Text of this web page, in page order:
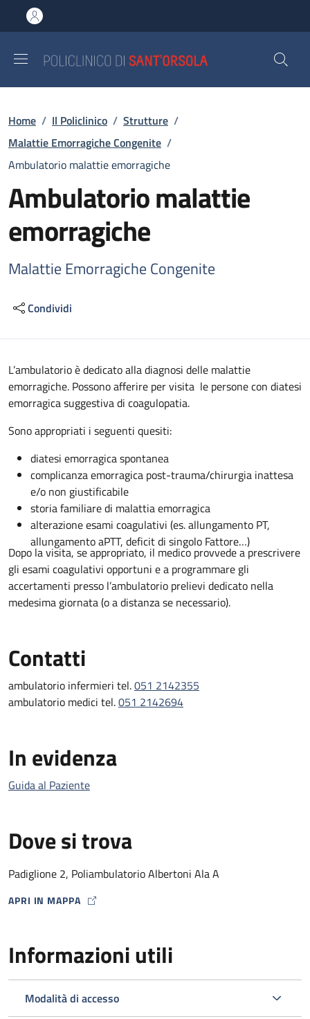
al contenuto principale
to footer content
Briciole di pane
Home / Il Policlinico / Strutture /
Malattie Emorragiche Congenite /
Ambulatorio malattie emorragiche
Ambulatorio malattie
emorragiche
Malattie Emorragiche Congenite
Condividi
Descrizione
L’ambulatorio è dedicato alla diagnosi delle malattie
emorragiche. Possono afferire per visita le persone con diatesi
emorragica suggestiva di coagulopatia.
Sono appropriati i seguenti quesiti:
diatesi emorragica spontanea
complicanza emorragica post-trauma/chirurgia inattesa
e/o non giustificabile
storia familiare di malattia emorragica
alterazione esami coagulativi (es. allungamento PT,
allungamento aPTT, deficit di singolo Fattore…)
Dopo la visita, se appropriato, il medico provvede a prescrivere
gli esami coagulativi opportuni e a programmare gli
accertamenti presso l’ambulatorio prelievi dedicato nella
medesima giornata (o a distanza se necessario).
Contatti
ambulatorio infermieri tel.051 2142355
ambulatorio medici tel.051 2142694
In evidenza
Guida al Paziente
Dove si trova
Padiglione 2, Poliambulatorio Albertoni Ala A
APRI IN MAPPA
MAP ICON
Informazioni utili
Modalità di accesso